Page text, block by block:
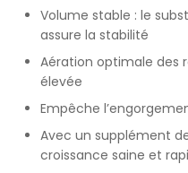
Volume stable : le
assure la stabilité
Aération optimale des
élevée
Empêche
Avec un supplément
croissance saine et